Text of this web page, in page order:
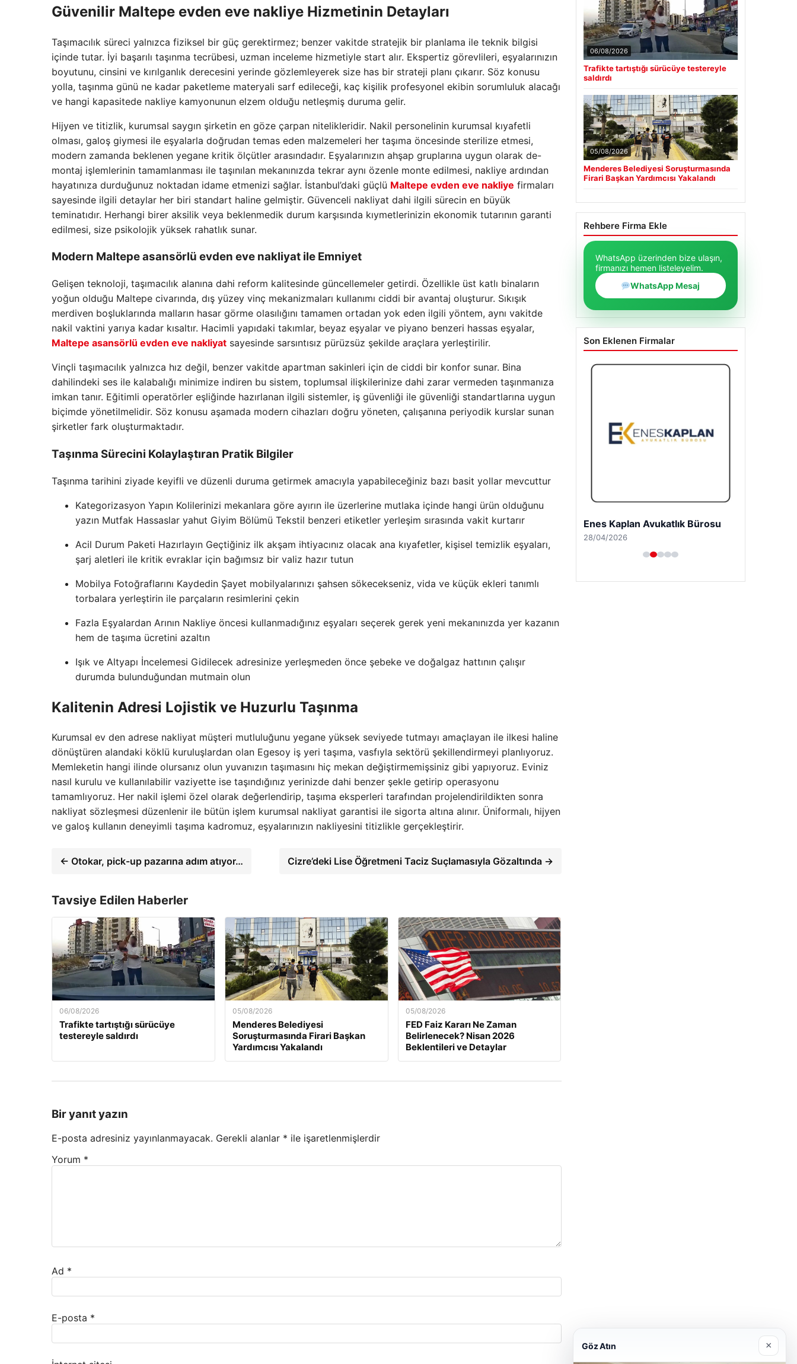
Güvenilir Maltepe evden eve nakliye Hizmetinin Detayları
Taşımacılık süreci yalnızca fiziksel bir güç gerektirmez; benzer vakitde stratejik bir planlama ile teknik bilgisi
içinde tutar. İyi başarılı taşınma tecrübesi, uzman inceleme hizmetiyle start alır. Ekspertiz görevlileri, eşyalarınızın
boyutunu, cinsini ve kırılganlık derecesini yerinde gözlemleyerek size has bir strateji planı çıkarır. Söz konusu
yolla, taşınma günü ne kadar paketleme materyali sarf edileceği, kaç kişilik profesyonel ekibin sorumluluk alacağı
ve hangi kapasitede nakliye kamyonunun elzem olduğu netleşmiş duruma gelir.
Hijyen ve titizlik, kurumsal saygın şirketin en göze çarpan nitelikleridir. Nakil personelinin kurumsal kıyafetli
olması, galoş giymesi ile eşyalarla doğrudan temas eden malzemeleri her taşıma öncesinde sterilize etmesi,
modern zamanda beklenen yegane kritik ölçütler arasındadır. Eşyalarınızın ahşap gruplarına uygun olarak de-
montaj işlemlerinin tamamlanması ile taşınılan mekanınızda tekrar aynı özenle monte edilmesi, nakliye ardından
hayatınıza durduğunuz noktadan idame etmenizi sağlar. İstanbul’daki güçlü Maltepe evden eve nakliye firmaları
sayesinde ilgili detaylar her biri standart haline gelmiştir. Güvenceli nakliyat dahi ilgili sürecin en büyük
teminatıdır. Herhangi birer aksilik veya beklenmedik durum karşısında kıymetlerinizin ekonomik tutarının garanti
edilmesi, size psikolojik yüksek rahatlık sunar.
Modern Maltepe asansörlü evden eve nakliyat ile Emniyet
Gelişen teknoloji, taşımacılık alanına dahi reform kalitesinde güncellemeler getirdi. Özellikle üst katlı binaların
yoğun olduğu Maltepe civarında, dış yüzey vinç mekanizmaları kullanımı ciddi bir avantaj oluşturur. Sıkışık
merdiven boşluklarında malların hasar görme olasılığını tamamen ortadan yok eden ilgili yöntem, aynı vakitde
nakil vaktini yarıya kadar kısaltır. Hacimli yapıdaki takımlar, beyaz eşyalar ve piyano benzeri hassas eşyalar,
Maltepe asansörlü evden eve nakliyat sayesinde sarsıntısız pürüzsüz şekilde araçlara yerleştirilir.
Vinçli taşımacılık yalnızca hız değil, benzer vakitde apartman sakinleri için de ciddi bir konfor sunar. Bina
dahilindeki ses ile kalabalığı minimize indiren bu sistem, toplumsal ilişkilerinize dahi zarar vermeden taşınmanıza
imkan tanır. Eğitimli operatörler eşliğinde hazırlanan ilgili sistemler, iş güvenliği ile güvenliği standartlarına uygun
biçimde yönetilmelidir. Söz konusu aşamada modern cihazları doğru yöneten, çalışanına periyodik kurslar sunan
şirketler fark oluşturmaktadır.
Taşınma Sürecini Kolaylaştıran Pratik Bilgiler
Taşınma tarihini ziyade keyifli ve düzenli duruma getirmek amacıyla yapabileceğiniz bazı basit yollar mevcuttur
Kategorizasyon Yapın Kolilerinizi mekanlara göre ayırın ile üzerlerine mutlaka içinde hangi ürün olduğunu
yazın Mutfak Hassaslar yahut Giyim Bölümü Tekstil benzeri etiketler yerleşim sırasında vakit kurtarır
Acil Durum Paketi Hazırlayın Geçtiğiniz ilk akşam ihtiyacınız olacak ana kıyafetler, kişisel temizlik eşyaları,
şarj aletleri ile kritik evraklar için bağımsız bir valiz hazır tutun
Mobilya Fotoğraflarını Kaydedin Şayet mobilyalarınızı şahsen sökecekseniz, vida ve küçük ekleri tanımlı
torbalara yerleştirin ile parçaların resimlerini çekin
Fazla Eşyalardan Arının Nakliye öncesi kullanmadığınız eşyaları seçerek gerek yeni mekanınızda yer kazanın
hem de taşıma ücretini azaltın
Işık ve Altyapı İncelemesi Gidilecek adresinize yerleşmeden önce şebeke ve doğalgaz hattının çalışır
durumda bulunduğundan mutmain olun
Kalitenin Adresi Lojistik ve Huzurlu Taşınma
Kurumsal ev den adrese nakliyat müşteri mutluluğunu yegane yüksek seviyede tutmayı amaçlayan ile ilkesi haline
dönüştüren alandaki köklü kuruluşlardan olan Egesoy iş yeri taşıma, vasfıyla sektörü şekillendirmeyi planlıyoruz.
Memleketin hangi ilinde olursanız olun yuvanızın taşımasını hiç mekan değiştirmemişsiniz gibi yapıyoruz. Eviniz
nasıl kurulu ve kullanılabilir vaziyette ise taşındığınız yerinizde dahi benzer şekle getirip operasyonu
tamamlıyoruz. Her nakil işlemi özel olarak değerlendirip, taşıma eksperleri tarafından projelendirildikten sonra
nakliyat sözleşmesi düzenlenir ile bütün işlem kurumsal nakliyat garantisi ile sigorta altına alınır. Üniformalı, hijyen
ve galoş kullanın deneyimli taşıma kadromuz, eşyalarınızın nakliyesini titizlikle gerçekleştirir.
← Otokar, pick-up pazarına adım atıyor… Cizre’deki Lise Öğretmeni Taciz Suçlamasıyla Gözaltında →
Tavsiye Edilen Haberler
06/08/2026
Trafikte tartıştığı sürücüye
testereyle saldırdı
05/08/2026
Menderes Belediyesi
Soruşturmasında Firari Başkan
Yardımcısı Yakalandı
05/08/2026
FED Faiz Kararı Ne Zaman
Belirlenecek? Nisan 2026
Beklentileri ve Detaylar
Bir yanıt yazın
E-posta adresiniz yayınlanmayacak. Gerekli alanlar * ile işaretlenmişlerdir
Yorum *
Ad *
E-posta *
06/08/2026
Trafikte tartıştığı sürücüye testereyle
saldırdı
05/08/2026
Menderes Belediyesi Soruşturmasında
Firari Başkan Yardımcısı Yakalandı
Rehbere Firma Ekle
WhatsApp üzerinden bize ulaşın,
firmanızı hemen listeleyelim.
WhatsApp Mesaj
Son Eklenen Firmalar
Enes Kaplan Avukatlık Bürosu
28/04/2026
Göz Atın ×